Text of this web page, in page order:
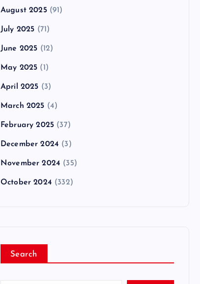
August 2025(91)
July 2025 (71)
June 2025 (12)
May 2025 (1)
April 2025 (3)
March 2025 (4)
February 2025 (37)
December 2024 (3)
November 2024 (35)
October 2024 (332)
Search